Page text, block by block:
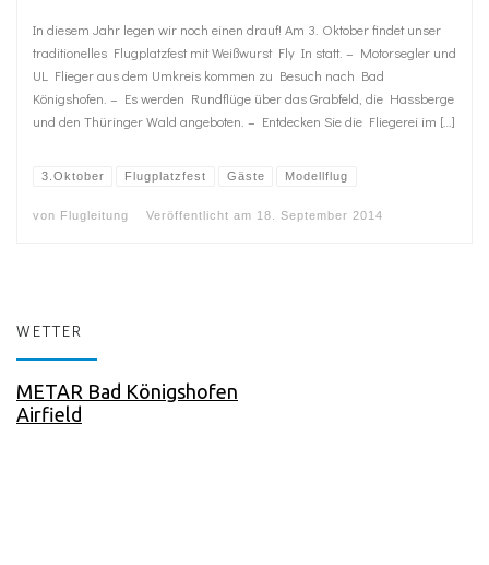
In diesem Jahr legen wir noch einen drauf! Am 3. Oktober findet unser
traditionelles Flugplatzfest mit Weißwurst Fly In statt. – Motorsegler und
UL Flieger aus dem Umkreis kommen zu Besuch nach Bad
Königshofen. – Es werden Rundflüge über das Grabfeld, die Hassberge
und den Thüringer Wald angeboten. – Entdecken Sie die Fliegerei im […]
3.Oktober Flugplatzfest Gäste Modellflug
von Flugleitung Veröffentlicht am 18. September 2014
WETTER
METAR Bad Königshofen
Airfield